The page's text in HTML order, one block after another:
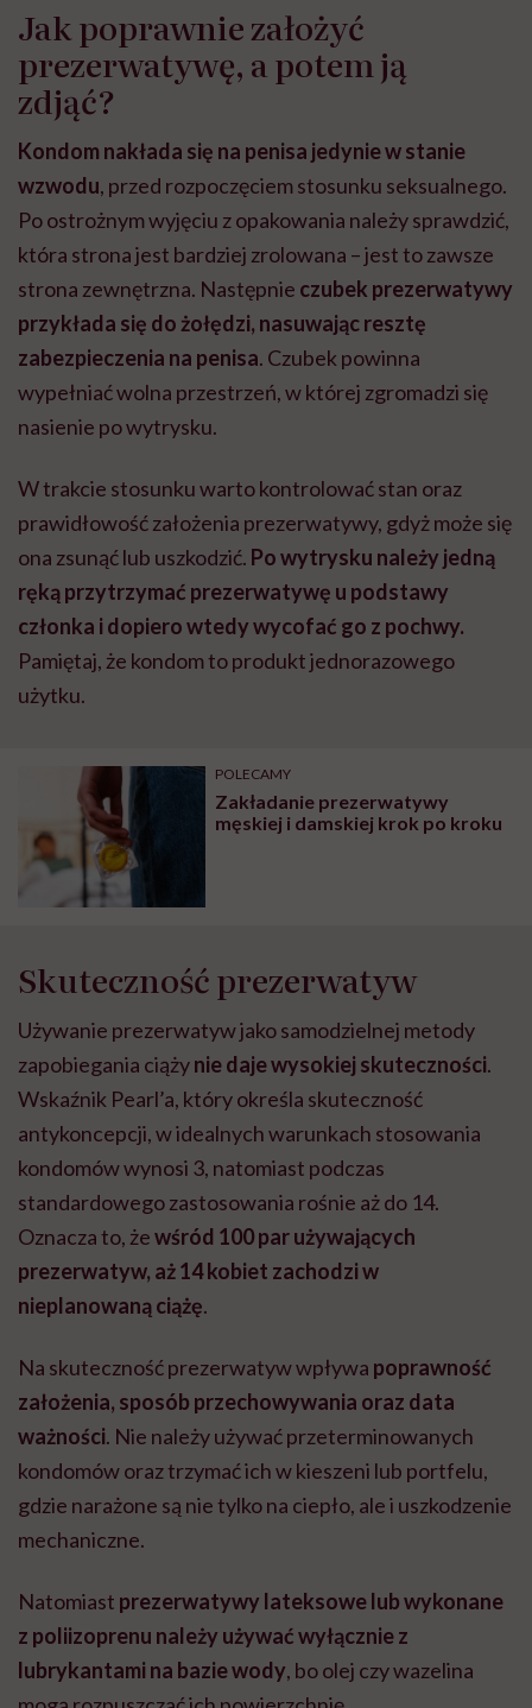
Jak poprawnie założyć
prezerwatywę, a potem ją
zdjąć?
Kondom nakłada się na penisa jedynie w stanie
wzwodu, przed rozpoczęciem stosunku seksualnego.
Po ostrożnym wyjęciu z opakowania należy sprawdzić,
która strona jest bardziej zrolowana – jest to zawsze
strona zewnętrzna. Następnie czubek prezerwatywy
przykłada się do żołędzi, nasuwając resztę
zabezpieczenia na penisa. Czubek powinna
wypełniać wolna przestrzeń, w której zgromadzi się
nasienie po wytrysku.
W trakcie stosunku warto kontrolować stan oraz
prawidłowość założenia prezerwatywy, gdyż może się
ona zsunąć lub uszkodzić. Po wytrysku należy jedną
ręką przytrzymać prezerwatywę u podstawy
członka i dopiero wtedy wycofać go z pochwy.
Pamiętaj, że kondom to produkt jednorazowego
użytku.
POLECAMY
Zakładanie prezerwatywy
męskiej i damskiej krok po kroku
Skuteczność prezerwatyw
Używanie prezerwatyw jako samodzielnej metody
zapobiegania ciążynie daje wysokiej skuteczności.
Wskaźnik Pearl’a, który określa skuteczność
antykoncepcji, w idealnych warunkach stosowania
kondomów wynosi 3, natomiast podczas
standardowego zastosowania rośnie aż do 14.
Oznacza to, żewśród 100 par używających
prezerwatyw, aż 14 kobiet zachodzi w
nieplanowaną ciążę.
Na skuteczność prezerwatyw wpływa poprawność
założenia, sposób przechowywania oraz data
ważności. Nie należy używać przeterminowanych
kondomów oraz trzymać ich w kieszeni lub portfelu,
gdzie narażone są nie tylko na ciepło, ale i uszkodzenie
mechaniczne.
Natomiast prezerwatywy lateksowe lub wykonane
z poliizoprenu należy używać wyłącznie z
lubrykantami na bazie wody, bo olej czy wazelina